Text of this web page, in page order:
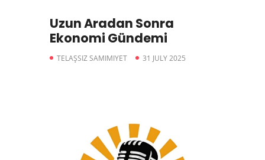
Uzun Aradan Sonra
Ekonomi Gündemi
TELAŞSIZ SAMIMIYET 31 JULY 2025